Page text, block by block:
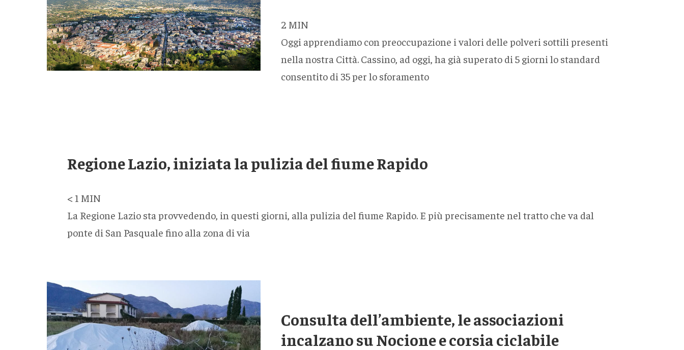
2 MIN
Oggi apprendiamo con preoccupazione i valori delle polveri sottili presenti
nella nostra Città. Cassino, ad oggi, ha già superato di 5 giorni lo standard
consentito di 35 per lo sforamento
Regione Lazio, iniziata la pulizia del fiume Rapido
< 1 MIN
La Regione Lazio sta provvedendo, in questi giorni, alla pulizia del fiume Rapido. E più precisamente nel tratto che va dal
ponte di San Pasquale fino alla zona di via
Consulta dell’ambiente, le associazioni
incalzano su Nocione e corsia ciclabile